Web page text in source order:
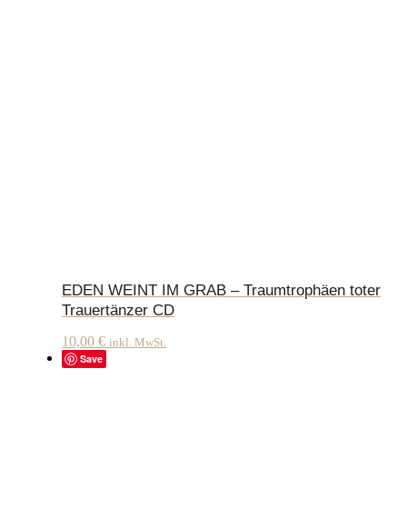
EDEN WEINT IM GRAB – Traumtrophäen toter
Trauertänzer CD
10,00 € inkl. MwSt.
Save